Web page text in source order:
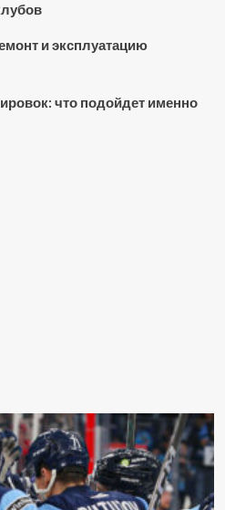
и эксплуатацию
что подойдет именно